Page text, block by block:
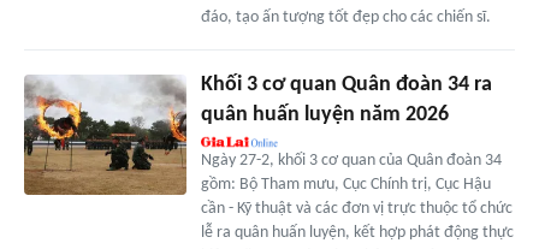
đáo, tạo ấn tượng tốt đẹp cho các chiến sĩ.
Khối 3 cơ quan Quân đoàn 34 ra
quân huấn luyện năm 2026
Ngày 27-2, khối 3 cơ quan của Quân đoàn 34
gồm: Bộ Tham mưu, Cục Chính trị, Cục Hậu
cần - Kỹ thuật và các đơn vị trực thuộc tổ chức
lễ ra quân huấn luyện, kết hợp phát động thực